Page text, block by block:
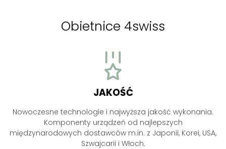
Obietnice 4swiss
JAKOŚĆ
Nowoczesne technologie i najwyższa jakość wykonania.
Komponenty urządzeń od najlepszych
międzynarodowych dostawców m.in. z Japonii, Korei, USA,
Szwajcarii i Włoch.